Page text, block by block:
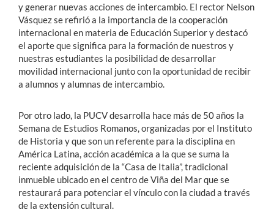
y generar nuevas acciones de intercambio. El rector Nelson
Vásquez se refirió a la importancia de la cooperación
internacional en materia de Educación Superior y destacó
el aporte que significa para la formación de nuestros y
nuestras estudiantes la posibilidad de desarrollar
movilidad internacional junto con la oportunidad de recibir
a alumnos y alumnas de intercambio.
Por otro lado, la PUCV desarrolla hace más de 50 años la
Semana de Estudios Romanos, organizadas por el Instituto
de Historia y que son un referente para la disciplina en
América Latina, acción académica a la que se suma la
reciente adquisición de la “Casa de Italia”, tradicional
inmueble ubicado en el centro de Viña del Mar que se
restaurará para potenciar el vínculo con la ciudad a través
de la extensión cultural.